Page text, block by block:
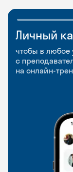
Личный
чтобы в любое
с
на онлайн-
чтобы
и когда удобно
и Talks
Групповые
и